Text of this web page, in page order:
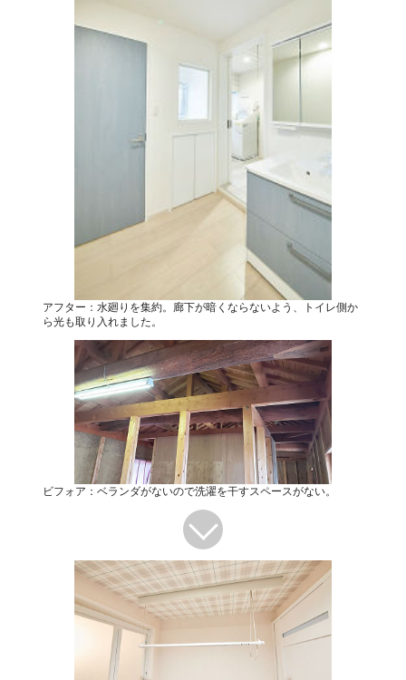
アフター：水廻りを集約。廊下が暗くならないよう、トイレ側か
ら光も取り入れました。
ビフォア：ベランダがないので洗濯を干すスペースがない。